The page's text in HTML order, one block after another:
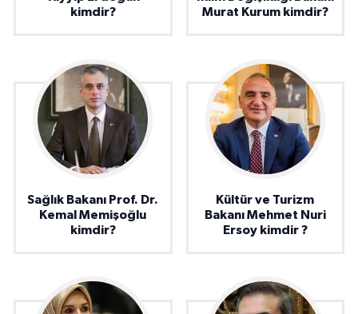
kimdir?
Murat Kurum kimdir?
Sağlık Bakanı Prof. Dr.
Kemal Memişoğlu
kimdir?
Kültür ve Turizm
Bakanı Mehmet Nuri
Ersoy kimdir ?